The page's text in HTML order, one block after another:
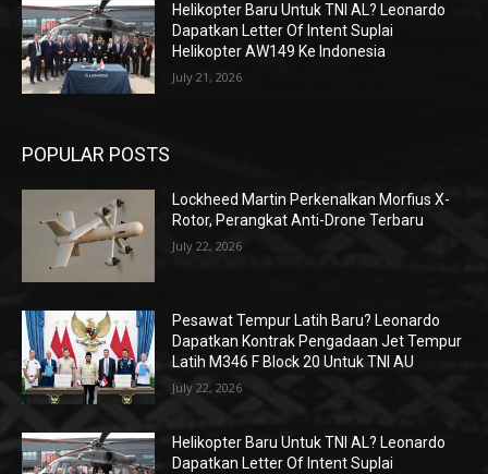
Helikopter Baru Untuk TNI AL? Leonardo
Dapatkan Letter Of Intent Suplai
Helikopter AW149 Ke Indonesia
July 21, 2026
POPULAR POSTS
Lockheed Martin Perkenalkan Morfius X-
Rotor, Perangkat Anti-Drone Terbaru
July 22, 2026
Pesawat Tempur Latih Baru? Leonardo
Dapatkan Kontrak Pengadaan Jet Tempur
Latih M346 F Block 20 Untuk TNI AU
July 22, 2026
Helikopter Baru Untuk TNI AL? Leonardo
Dapatkan Letter Of Intent Suplai